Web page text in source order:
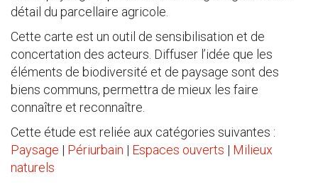
détail du parcellaire agricole.
Cette carte est un outil de sensibilisation et de
concertation des acteurs. Diffuser l’idée que les
éléments de biodiversité et de paysage sont des
biens communs, permettra de mieux les faire
connaître et reconnaître.
Cette étude est reliée aux catégories suivantes :
Paysage | Périurbain | Espaces ouverts | Milieux
naturels